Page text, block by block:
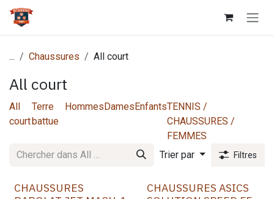
Se rendre au contenu
... Chaussures All court
All court
All
court
Terre
battue
HommesDamesEnfantsTENNIS /
CHAUSSURES /
FEMMES
Trier par
Filtres
CHAUSSURES
CHAUSSURES ASICS